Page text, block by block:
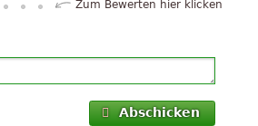
Zum Bewerten hier klicken
Abschicken